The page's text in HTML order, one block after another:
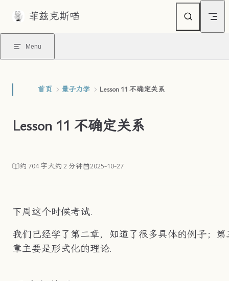
Skip to content
菲兹克斯喵
Menu
首页 量子力学 Lesson 11 不确定关系
Lesson 11 不确定关系
约 704 字大约 2 分钟 2025-10-27
下周这个时候考试.
我们已经学了第二章，知道了很多具体的例子；第
章主要是形式化的理论.